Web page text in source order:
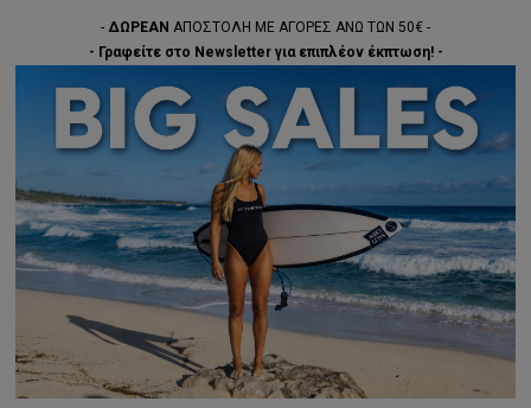
- ΔΩΡΕΑΝ ΑΠΟΣΤΟΛΗ ΜΕ ΑΓΟΡΕΣ ΑΝΩ ΤΩΝ 50€ -
- Γραφείτε στο Newsletter για επιπλέον έκπτωση! -